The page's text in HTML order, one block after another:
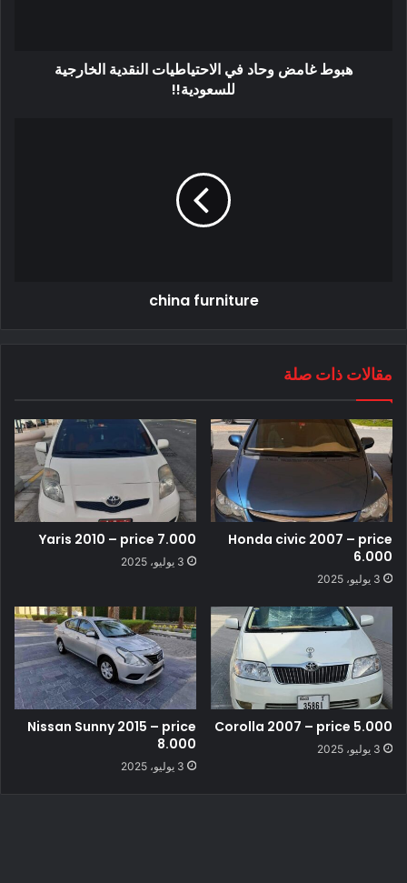
هبوط غامض وحاد في الاحتياطيات النقدية الخارجية
للسعودية!!
china furniture
مقالات ذات صلة
Honda civic 2007 – price
6.000
3 يوليو، 2025
Yaris 2010 – price 7.000
3 يوليو، 2025
Corolla 2007 – price 5.000
3 يوليو، 2025
Nissan Sunny 2015 – price
8.000
3 يوليو، 2025